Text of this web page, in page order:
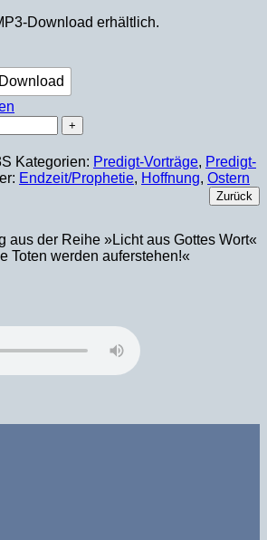
Download erhältlich.
Kategorien: Predigt-Vorträge, Predigt-
Endzeit/Prophetie, Hoffnung, Ostern
Zurück
aus der Reihe »Licht aus Gottes Wort«
Toten werden auferstehen!«